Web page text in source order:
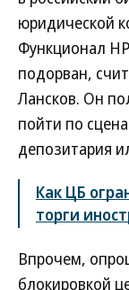
юридической
Функционал
подорван,
Лансков. Он
пойти по
депозитария
Как ЦБ
торги
Впрочем,
блокировкой